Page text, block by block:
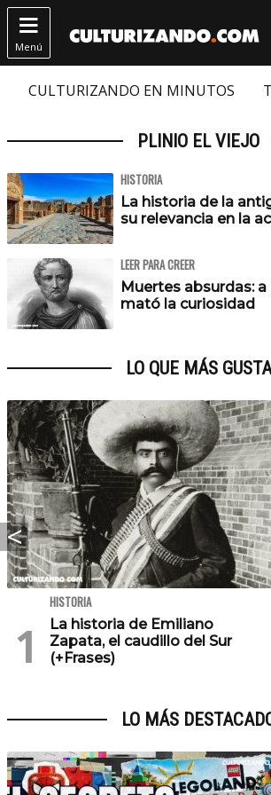

Menú
CULTURIZANDO EN MINUTOS
PLINIO EL VIEJO
HISTORIA
La historia de la
su relevancia en la
LEER PARA CREER
Muertes absurdas:
mató la curiosidad
LO QUE MÁS GUSTA
HISTORIA
La historia de Emiliano
Zapata, el caudillo del Sur
(+Frases)
LO MÁS